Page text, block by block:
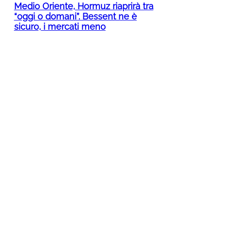
Medio Oriente, Hormuz riaprirà tra
“oggi o domani”. Bessent ne è
sicuro, i mercati meno